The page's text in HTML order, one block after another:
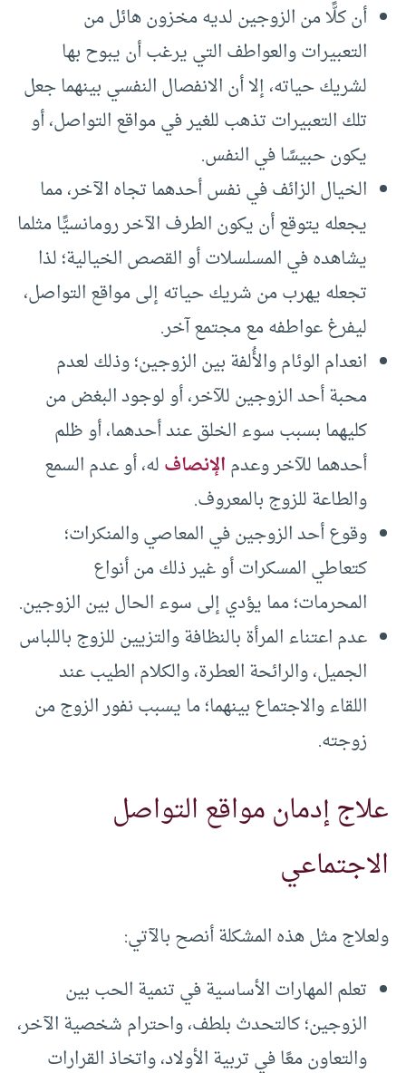
أن كلًّا من الزوجين لديه مخزون هائل من
التعبيرات والعواطف التي يرغب أن يبوح بها
لشريك حياته، إلا أن الانفصال النفسي بينهما جعل
تلك التعبيرات تذهب للغير في مواقع التواصل، أو
يكون حبيسًا في النفس.
الخيال الزائف في نفس أحدهما تجاه الآخر، مما
يجعله يتوقع أن يكون الطرف الآخر رومانسيًّا مثلما
يشاهده في المسلسلات أو القصص الخيالية؛ لذا
تجعله يهرب من شريك حياته إلى مواقع التواصل،
ليفرغ عواطفه مع مجتمع آخر.
انعدام الوئام والأُلفة بين الزوجين؛ وذلك لعدم
محبة أحد الزوجين للآخر، أو لوجود البغض من
كليهما بسبب سوء الخلق عند أحدهما، أو ظلم
أحدهما للآخر وعدمالإنصافله، أو عدم السمع
والطاعة للزوج بالمعروف.
وقوع أحد الزوجين في المعاصي والمنكرات؛
كتعاطي المسكرات أو غير ذلك من أنواع
المحرمات؛ مما يؤدي إلى سوء الحال بين الزوجين.
عدم اعتناء المرأة بالنظافة والتزيين للزوج باللباس
الجميل، والرائحة العطرة، والكلام الطيب عند
اللقاء والاجتماع بينهما؛ ما يسبب نفور الزوج من
زوجته.
علاج إدمان مواقع التواصل
الاجتماعي
ولعلاج مثل هذه المشكلة أنصح بالآتي:
تعلم المهارات الأساسية في تنمية الحب بين
الزوجين؛ كالتحدث بلطف، واحترام شخصية الآخر،
والتعاون معًا في تربية الأولاد، واتخاذ القرارات